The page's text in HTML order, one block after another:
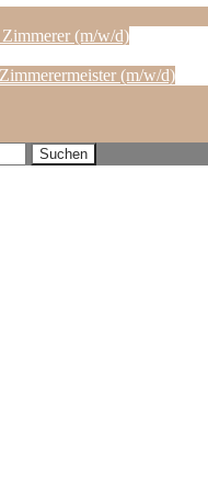
(m/w/d)
(m/w/d)